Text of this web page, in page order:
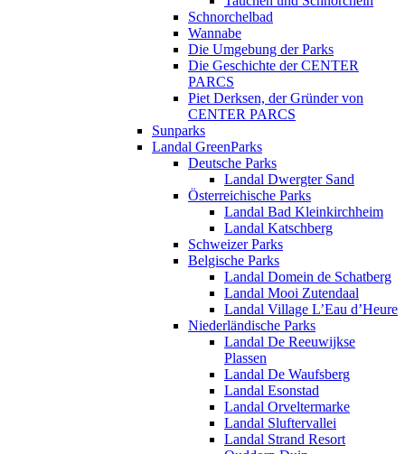
Schnorchelbad
Wannabe
Die Umgebung der Parks
Die Geschichte der CENTER
PARCS
Piet Derksen, der Gründer von
CENTER PARCS
Sunparks
Landal GreenParks
Deutsche Parks
Landal Dwergter Sand
Österreichische Parks
Landal Bad Kleinkirchheim
Landal Katschberg
Schweizer Parks
Belgische Parks
Landal Domein de Schatberg
Landal Mooi Zutendaal
Landal Village L’Eau d’Heure
Niederländische Parks
Landal De Reeuwijkse
Plassen
Landal De Waufsberg
Landal Esonstad
Landal Orveltermarke
Landal Sluftervallei
Landal Strand Resort